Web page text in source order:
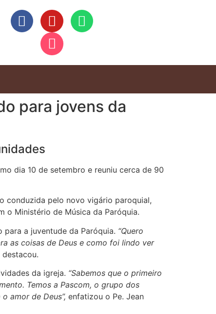
para jovens da
dia 10 de setembro e reuniu cerca de 90
conduzida pelo novo vigário paroquial,
o Ministério de Música da Paróquia.
a juventude da Paróquia. “Quero
as coisas de Deus e como foi lindo ver
destacou.
da igreja. “Sabemos que o primeiro
Temos a Pascom, o grupo dos
amor de Deus”, enfatizou o Pe. Jean